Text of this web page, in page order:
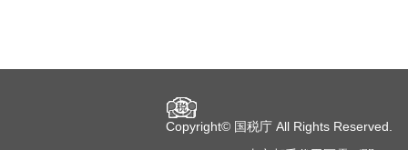
Copyright© 国税庁 All Rights Reserved.